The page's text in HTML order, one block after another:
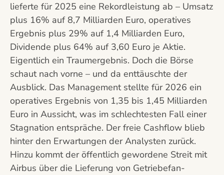
lieferte für 2025 eine Rekordleistung ab – Umsatz
plus 16% auf 8,7 Milliarden Euro, operatives
Ergebnis plus 29% auf 1,4 Milliarden Euro,
Dividende plus 64% auf 3,60 Euro je Aktie.
Eigentlich ein Traumergebnis. Doch die Börse
schaut nach vorne – und da enttäuschte der
Ausblick. Das Management stellte für 2026 ein
operatives Ergebnis von 1,35 bis 1,45 Milliarden
Euro in Aussicht, was im schlechtesten Fall einer
Stagnation entspräche. Der freie Cashflow blieb
hinter den Erwartungen der Analysten zurück.
Hinzu kommt der öffentlich gewordene Streit mit
Airbus über die Lieferung von Getriebefan-